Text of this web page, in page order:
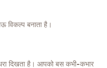
विकल्प बनाता है।
दिखता है। आपको बस कभी-कभार